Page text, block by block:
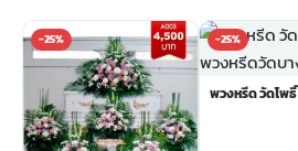
-25% -25%
พวงหรีด วัดโพธิ์